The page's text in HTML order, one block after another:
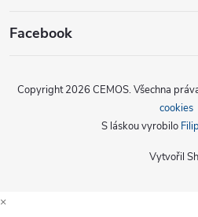
Facebook
Vytvořil
Copyright 2026 CEMOS. Všechna
cookies
S láskou vyrobilo
×